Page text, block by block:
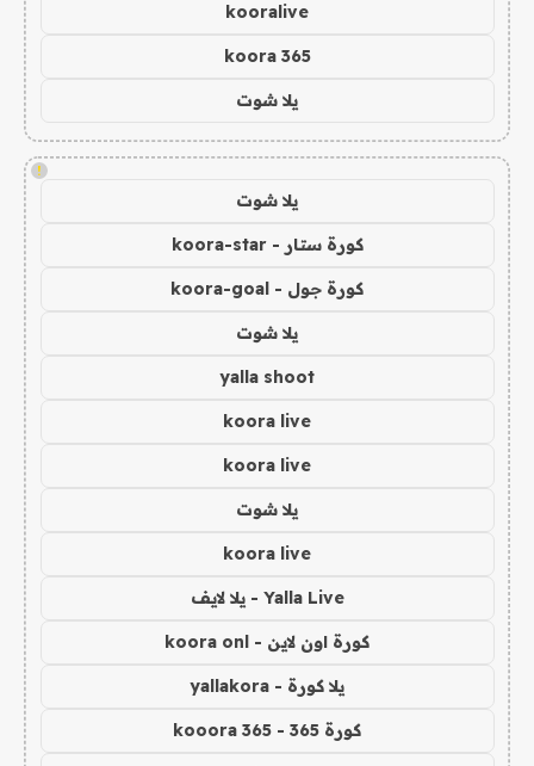
kooralive
koora 365
يلا شوت
!
يلا شوت
كورة ستار - koora-star
كورة جول - koora-goal
يلا شوت
yalla shoot
koora live
koora live
يلا شوت
koora live
Yalla Live - يلا لايف
كورة اون لاين - koora onl
يلا كورة - yallakora
كورة 365 - kooora 365